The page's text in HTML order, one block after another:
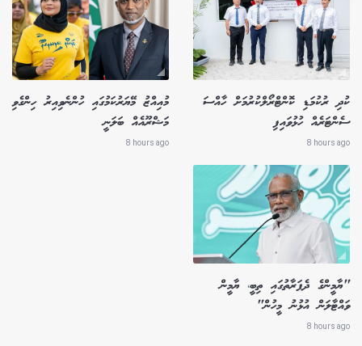
ކުދި ރުކުމަޑި ކޮންޓްރޯލްކުރުމަށް ހާއްސަ
ސެންޓަރެއް ހުޅުވައިފި
8 hours ago
މުއިއްޒު މޭޔަރުކަމުގައި ހުންނެވިއިރު ހިންގެވި
މަޝްރޫއެއް ބަލަނީ
8 hours ago
"ޔާމީންގެ ދެފަރާތުގައި ތިބީ، ޔާމީން
ވައްޓާލަން އުޅުނު މީހުން"
8 hours ago